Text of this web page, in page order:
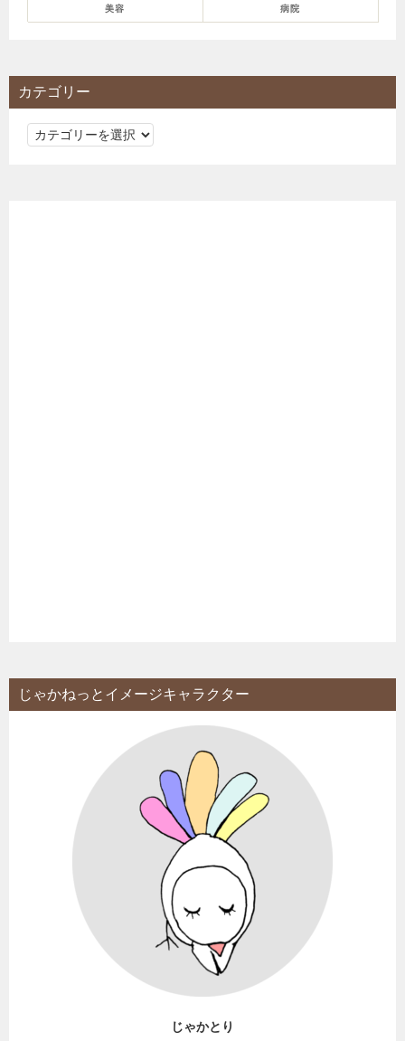
美容 病院
カテゴリー
カ
じゃかねっとイメージキャラクター
じゃかとり